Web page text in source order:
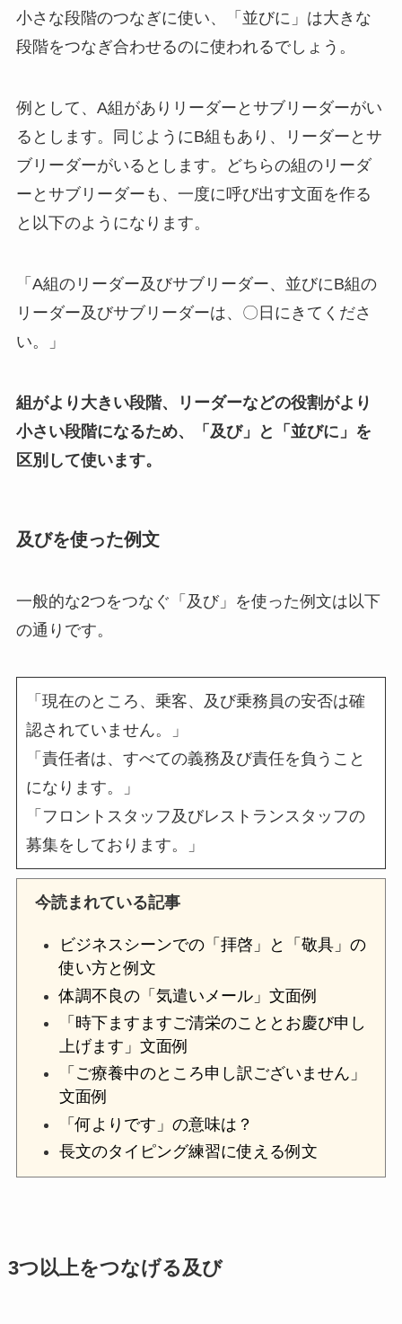
小さな段階のつなぎに使い、「並びに」は大きな
段階をつなぎ合わせるのに使われるでしょう。
例として、A組がありリーダーとサブリーダーがい
るとします。同じようにB組もあり、リーダーとサ
ブリーダーがいるとします。どちらの組のリーダ
ーとサブリーダーも、一度に呼び出す文面を作る
と以下のようになります。
「A組のリーダー及びサブリーダー、並びにB組の
リーダー及びサブリーダーは、〇日にきてくださ
い。」
組がより大きい段階、リーダーなどの役割がより
小さい段階になるため、「及び」と「並びに」を
区別して使います。
及びを使った例文
一般的な2つをつなぐ「及び」を使った例文は以下
の通りです。
「現在のところ、乗客、及び乗務員の安否は確
認されていません。」
「責任者は、すべての義務及び責任を負うこと
になります。」
「フロントスタッフ及びレストランスタッフの
募集をしております。」
今読まれている記事
ビジネスシーンでの「拝啓」と「敬具」の
使い方と例文
体調不良の「気遣いメール」文面例
「時下ますますご清栄のこととお慶び申し
上げます」文面例
「ご療養中のところ申し訳ございません」
文面例
「何よりです」の意味は？
長文のタイピング練習に使える例文
3つ以上をつなげる及び